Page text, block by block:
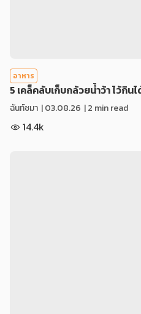
อาหาร
5 เคล็คลับเก็บกล้วยน้ำว้า ไว้กิน
ฉันท์ชมา |03.08.26 | 2 min read
14.4k